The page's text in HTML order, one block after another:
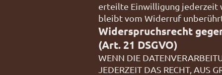
erteilte Einwilligung jederzeit
bleibt vom Widerruf
Widerspruchsrecht
(Art. 21 DSGVO)
WENN DIE
JEDERZEIT DAS RECHT, AUS